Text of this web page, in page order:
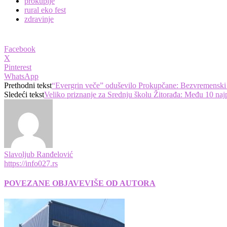
rural eko fest
zdravinje
Facebook
X
Pinterest
WhatsApp
Prethodni tekst“Evergrin veče” oduševilo Prokupčane:
Sledeći tekstVeliko priznanje za Srednju školu Žitorađa: Među 10
Slavoljub Ranđelović
https://info027.rs
POVEZANE OBJAVEVIŠE OD AUTORA